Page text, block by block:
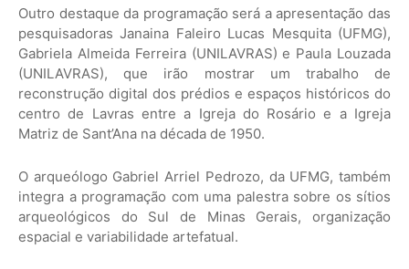
Outro destaque da programação será a apresentação das
pesquisadoras Janaina Faleiro Lucas Mesquita (UFMG),
Gabriela Almeida Ferreira (UNILAVRAS) e Paula Louzada
(UNILAVRAS), que irão mostrar um trabalho de
reconstrução digital dos prédios e espaços históricos do
centro de Lavras entre a Igreja do Rosário e a Igreja
Matriz de Sant’Ana na década de 1950.
O arqueólogo Gabriel Arriel Pedrozo, da UFMG, também
integra a programação com uma palestra sobre os sítios
arqueológicos do Sul de Minas Gerais, organização
espacial e variabilidade artefatual.